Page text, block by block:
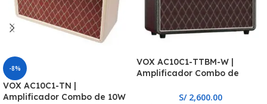
-8%
VOX AC10C1-TN |
Amplificador Combo de 10W
VOX AC10C1-TTBM-W |
Amplificador Combo de
S/2,600.00